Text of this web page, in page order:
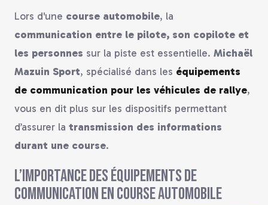
Lors d'une course automobile, la
communication entre le pilote, son copilote et
les personnes sur la piste est essentielle. Michaël
Mazuin Sport, spécialisé dans les équipements
de communication pour les véhicules de rallye,
vous en dit plus sur les dispositifs permettant
d’assurer la transmission des informations
durant une course.
L’importance des équipements de
communication en course automobile